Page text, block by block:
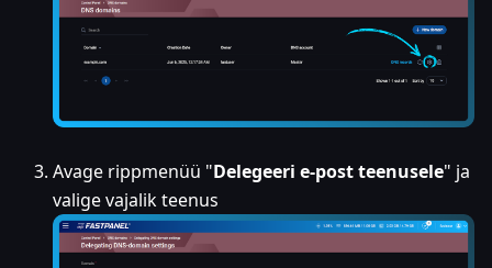
Avage rippmenüü "Delegeeri e-post teenusele" ja
valige vajalik teenus